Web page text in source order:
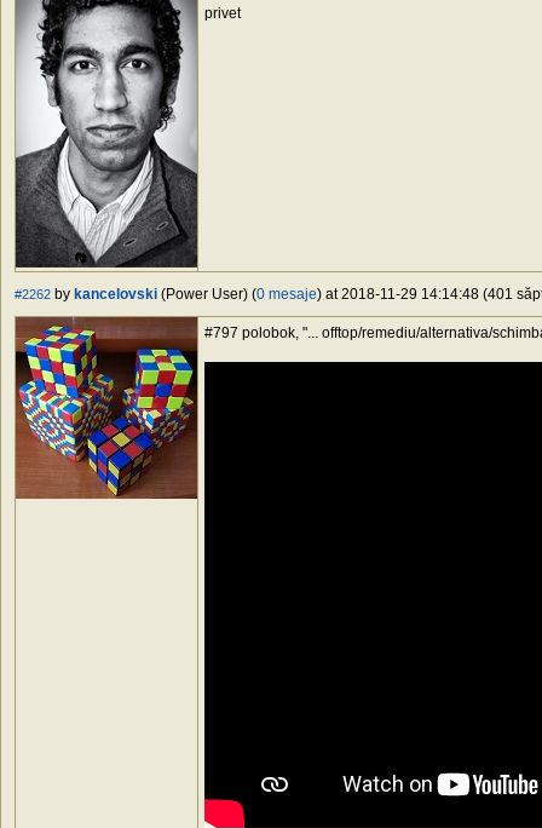
privet
#2262 by kancelovski (Power User) (0 mesaje) at 2018-11-29 14:14:48 (401
#797 polobok, "... offtop/remediu/alternativa/